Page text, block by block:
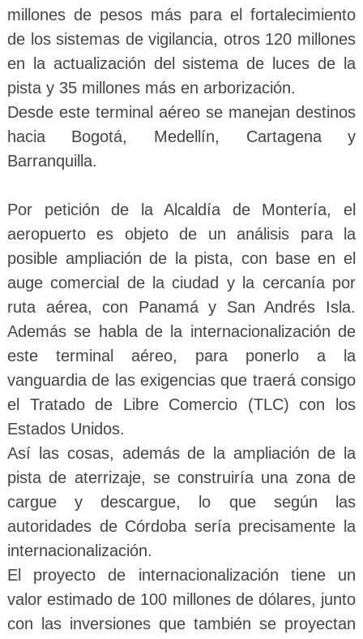
millones de pesos más para el fortalecimiento
de los sistemas de vigilancia, otros 120 millones
en la actualización del sistema de luces de la
pista y 35 millones más en arborización.
Desde este terminal aéreo se manejan destinos
hacia Bogotá, Medellín, Cartagena y
Barranquilla.
Por petición de la Alcaldía de Montería, el
aeropuerto es objeto de un análisis para la
posible ampliación de la pista, con base en el
auge comercial de la ciudad y la cercanía por
ruta aérea, con Panamá y San Andrés Isla.
Además se habla de la internacionalización de
este terminal aéreo, para ponerlo a la
vanguardia de las exigencias que traerá consigo
el Tratado de Libre Comercio (TLC) con los
Estados Unidos.
Así las cosas, además de la ampliación de la
pista de aterrizaje, se construiría una zona de
cargue y descargue, lo que según las
autoridades de Córdoba sería precisamente la
internacionalización.
El proyecto de internacionalización tiene un
valor estimado de 100 millones de dólares, junto
con las inversiones que también se proyectan